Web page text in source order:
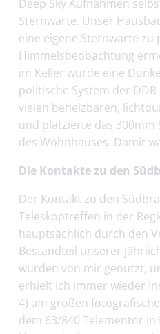
Deep Sky Aufnahmen
Sternwarte. Unser
eine eigene Sternwarte
Himmelsbeobachtung
im Keller wurde eine
politische System der
vielen beheizbaren,
und platzierte das 300mm
des Wohnhauses. Damit
Die Kontakte zu den
Der Kontakt zu den
Teleskoptreffen in der
hauptsächlich durch den
Bestandteil unserer
wurden von mir genutzt,
erhielt ich immer wieder
4) am großen
dem 63/840 Telementor